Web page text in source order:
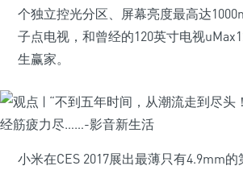
个独立控光分区、屏幕亮度最高达
子点电视，和曾经的120英寸电视
生赢家。
小米在CES 2017展出最薄只有4.9mm的